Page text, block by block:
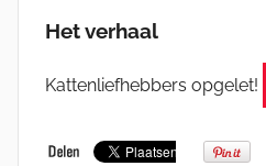
Het verhaal
Kattenliefhebbers opgelet!